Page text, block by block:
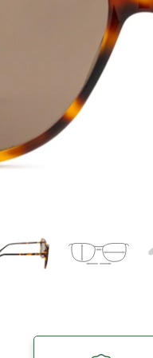
Lățimea lentilei
Lățimea